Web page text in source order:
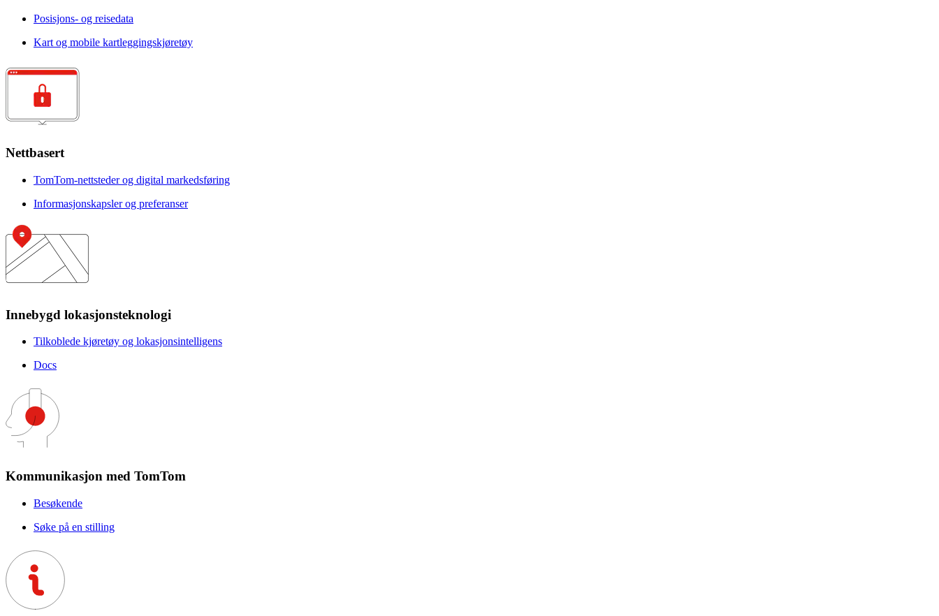
Posisjons- og reisedata
Kart og mobile kartleggingskjøretøy
Nettbasert
TomTom-nettsteder og digital markedsføring
Informasjonskapsler og preferanser
Innebygd lokasjonsteknologi
Tilkoblede kjøretøy og lokasjonsintelligens
Docs
Kommunikasjon med TomTom
Besøkende
Søke på en stilling